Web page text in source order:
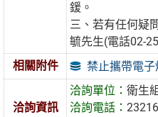
鍰。
三、若有任何疑
毓先生(電話02-
相關附件
禁止攜帶電
洽詢資訊
洽詢單位：衛生
洽詢電話：